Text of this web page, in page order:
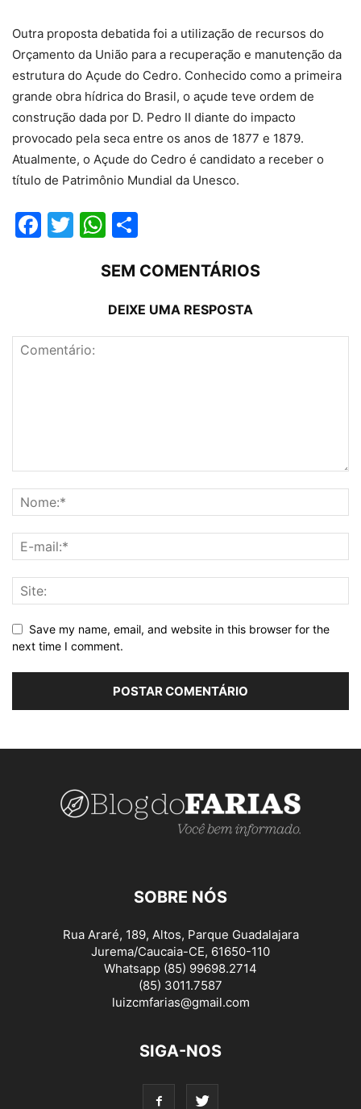
Outra proposta debatida foi a utilização de recursos do
Orçamento da União para a recuperação e manutenção da
estrutura do Açude do Cedro. Conhecido como a primeira
grande obra hídrica do Brasil, o açude teve ordem de
construção dada por D. Pedro II diante do impacto
provocado pela seca entre os anos de 1877 e 1879.
Atualmente, o Açude do Cedro é candidato a receber o
título de Patrimônio Mundial da Unesco.
Facebook
TwitterWhatsApp
SEM COMENTÁRIOS
DEIXE UMA RESPOSTA
Save my name, email, and website in this browser for the
next time I comment.
SOBRE NÓS
Rua Araré, 189, Altos, Parque Guadalajara
Jurema/Caucaia-CE, 61650-110
Whatsapp (85) 99698.2714
(85) 3011.7587
luizcmfarias@gmail.com
SIGA-NOS